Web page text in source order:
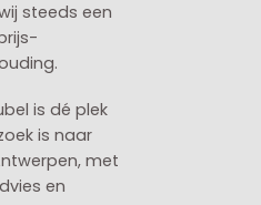
steeds een
is dé plek
is naar
met
en